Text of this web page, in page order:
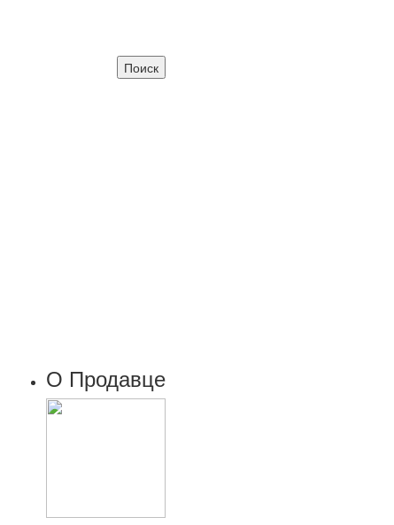
О Продавце